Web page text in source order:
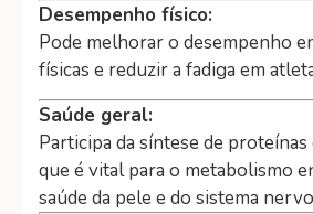
Desempenho físico:
Pode melhorar o desempenho
físicas e reduzir a fadiga em
Saúde geral:
Participa da síntese de proteínas
que é vital para o metabolismo
saúde da pele e do sistema